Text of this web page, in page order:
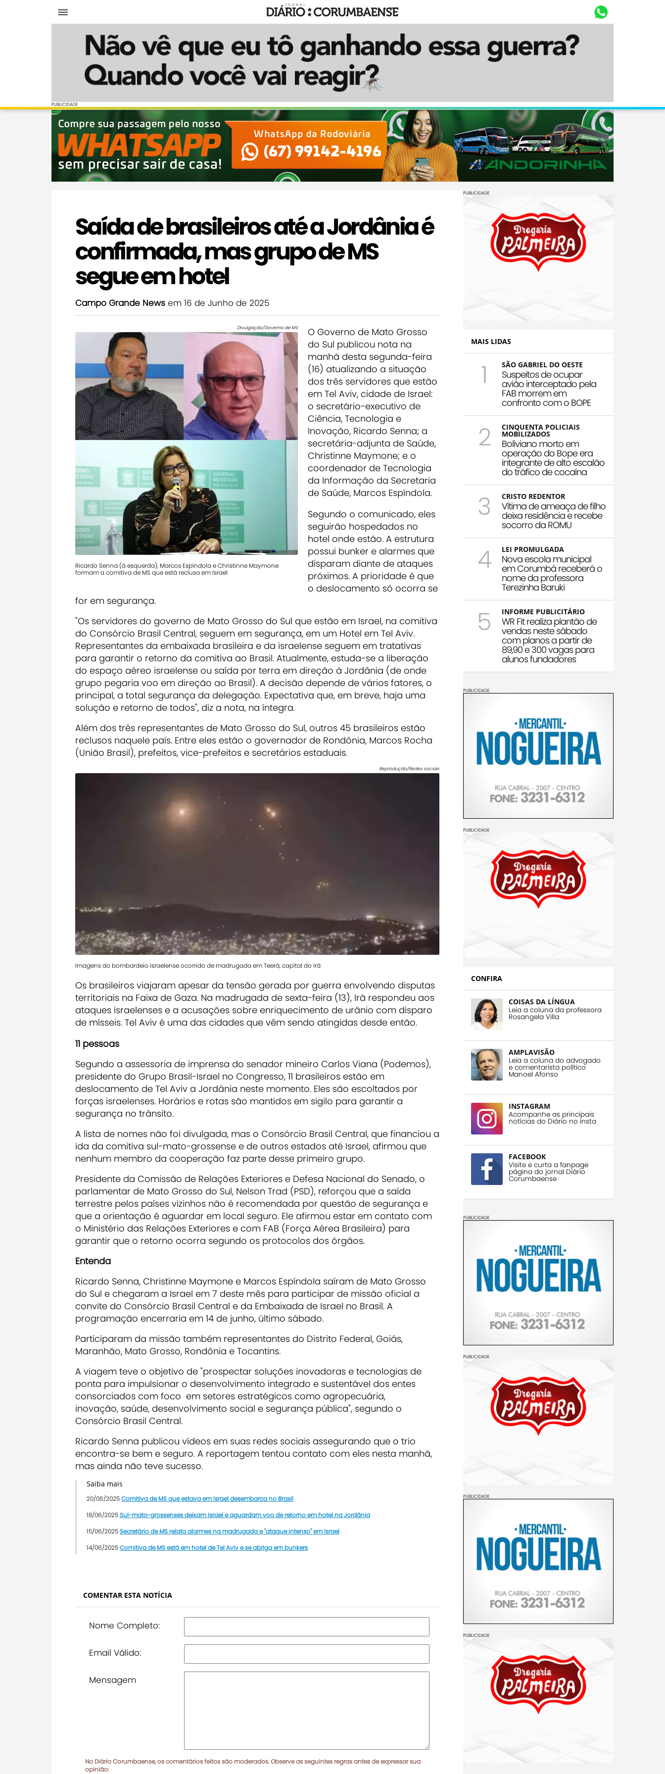
Diário Corumbaense
PUBLICIDADE
PUBLICIDADE
Saída de brasileiros até a Jordânia é
confirmada, mas grupo de MS
segue em hotel
Campo Grande News em 16 de Junho de 2025
Divulgação/Governo de MS
Ricardo Senna (à esquerda), Marcos Espíndola e Christinne Maymone
formam a comitiva de MS que está reclusa em Israel
O Governo de Mato Grosso
do Sul publicou nota na
manhã desta segunda-feira
(16) atualizando a situação
dos três servidores que estão
em Tel Aviv, cidade de Israel:
o secretário-executivo de
Ciência, Tecnologia e
Inovação, Ricardo Senna; a
secretária-adjunta de Saúde,
Christinne Maymone; e o
coordenador de Tecnologia
da Informação da Secretaria
de Saúde, Marcos Espíndola.
Segundo o comunicado, eles
seguirão hospedados no
hotel onde estão. A estrutura
possui bunker e alarmes que
disparam diante de ataques
próximos. A prioridade é que
o deslocamento só ocorra se
for em segurança.
"Os servidores do governo de Mato Grosso do Sul que estão em Israel, na comitiva
do Consórcio Brasil Central, seguem em segurança, em um Hotel em Tel Aviv.
Representantes da embaixada brasileira e da israelense seguem em tratativas
para garantir o retorno da comitiva ao Brasil. Atualmente, estuda-se a liberação
do espaço aéreo israelense ou saída por terra em direção à Jordânia (de onde
grupo pegaria voo em direção ao Brasil). A decisão depende de vários fatores, o
principal, a total segurança da delegação. Expectativa que, em breve, haja uma
solução e retorno de todos", diz a nota, na íntegra.
Além dos três representantes de Mato Grosso do Sul, outros 45 brasileiros estão
reclusos naquele país. Entre eles estão o governador de Rondônia, Marcos Rocha
(União Brasil), prefeitos, vice-prefeitos e secretários estaduais.
Reprodução/Redes sociais
Imagens do bombardeio israelense ocorrido de madrugada em Teerã, capital do Irã
Os brasileiros viajaram apesar da tensão gerada por guerra envolvendo disputas
territoriais na Faixa de Gaza. Na madrugada de sexta-feira (13), Irã respondeu aos
ataques israelenses e a acusações sobre enriquecimento de urânio com disparo
de mísseis. Tel Aviv é uma das cidades que vêm sendo atingidas desde então.
11 pessoas
Segundo a assessoria de imprensa do senador mineiro Carlos Viana (Podemos),
presidente do Grupo Brasil-Israel no Congresso, 11 brasileiros estão em
deslocamento de Tel Aviv a Jordânia neste momento. Eles são escoltados por
forças israelenses. Horários e rotas são mantidos em sigilo para garantir a
segurança no trânsito.
A lista de nomes não foi divulgada, mas o Consórcio Brasil Central, que financiou a
ida da comitiva sul-mato-grossense e de outros estados até Israel, afirmou que
nenhum membro da cooperação faz parte desse primeiro grupo.
Presidente da Comissão de Relações Exteriores e Defesa Nacional do Senado, o
parlamentar de Mato Grosso do Sul, Nelson Trad (PSD), reforçou que a saída
terrestre pelos países vizinhos não é recomendada por questão de segurança e
que a orientação é aguardar em local seguro. Ele afirmou estar em contato com
o Ministério das Relações Exteriores e com FAB (Força Aérea Brasileira) para
garantir que o retorno ocorra segundo os protocolos dos órgãos.
Entenda
Ricardo Senna, Christinne Maymone e Marcos Espíndola saíram de Mato Grosso
do Sul e chegaram a Israel em 7 deste mês para participar de missão oficial a
convite do Consórcio Brasil Central e da Embaixada de Israel no Brasil. A
programação encerraria em 14 de junho, último sábado.
Participaram da missão também representantes do Distrito Federal, Goiás,
Maranhão, Mato Grosso, Rondônia e Tocantins.
A viagem teve o objetivo de "prospectar soluções inovadoras e tecnologias de
ponta para impulsionar o desenvolvimento integrado e sustentável dos entes
consorciados com foco em setores estratégicos como agropecuária,
inovação, saúde, desenvolvimento social e segurança pública", segundo o
Consórcio Brasil Central.
Ricardo Senna publicou vídeos em suas redes sociais assegurando que o trio
encontra-se bem e seguro. A reportagem tentou contato com eles nesta manhã,
mas ainda não teve sucesso.
Saiba mais
20/06/2025Comitiva de MS que estava em Israel desembarca no Brasil
18/06/2025Sul-mato-grossenses deixam Israel e aguardam voo de retorno em hotel na Jordânia
15/06/2025Secretário de MS relata alarmes na madrugada e "ataque intenso" em Israel
14/06/2025Comitiva de MS está em hotel de Tel Aviv e se abriga em bunkers
COMENTAR ESTA NOTÍCIA
Nome Completo:
Email Válido:
Mensagem
No Diário Corumbaense, os comentários feitos são moderados. Observe as seguintes regras antes de expressar sua
opinião:
PUBLICIDADE
MAIS LIDAS
1 SÃO GABRIEL DO OESTE
Suspeitos de ocupar
avião interceptado pela
FAB morrem em
confronto com o BOPE
2 CINQUENTA POLICIAIS
MOBILIZADOS
Boliviano morto em
operação do Bope era
integrante de alto escalão
do tráfico de cocaína
3 CRISTO REDENTOR
Vítima de ameaça de filho
deixa residência e recebe
socorro da ROMU
4 LEI PROMULGADA
Nova escola municipal
em Corumbá receberá o
nome da professora
Terezinha Baruki
5 INFORME PUBLICITÁRIO
WR Fit realiza plantão de
vendas neste sábado
com planos a partir de
89,90 e 300 vagas para
alunos fundadores
PUBLICIDADE
PUBLICIDADE
CONFIRA
COISAS DA LÍNGUA
Leia a coluna da professora
Rosangela Villa
AMPLAVISÃO
Leia a coluna do advogado
e comentarista político
Manoel Afonso
INSTAGRAM
Acompanhe as principais
notícias do Diário no insta
FACEBOOK
Visite e curta a fanpage
página do jornal Diário
Corumbaense
PUBLICIDADE
PUBLICIDADE
PUBLICIDADE
PUBLICIDADE